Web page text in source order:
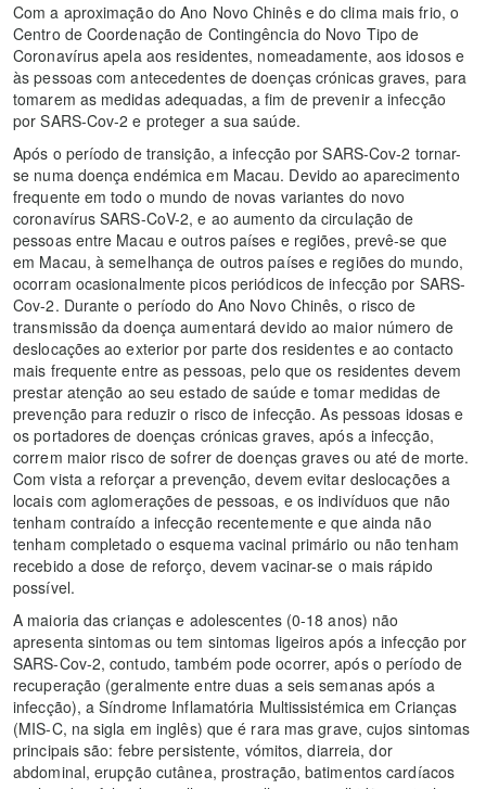
Com a aproximação do Ano Novo Chinês e do clima mais frio, o
Centro de Coordenação de Contingência do Novo Tipo de
Coronavírus apela aos residentes, nomeadamente, aos idosos e
às pessoas com antecedentes de doenças crónicas graves, para
tomarem as medidas adequadas, a fim de prevenir a infecção
por SARS-Cov-2 e proteger a sua saúde.
Após o período de transição, a infecção por SARS-Cov-2 tornar-
se numa doença endémica em Macau. Devido ao aparecimento
frequente em todo o mundo de novas variantes do novo
coronavírus SARS-CoV-2, e ao aumento da circulação de
pessoas entre Macau e outros países e regiões, prevê-se que
em Macau, à semelhança de outros países e regiões do mundo,
ocorram ocasionalmente picos periódicos de infecção por SARS-
Cov-2. Durante o período do Ano Novo Chinês, o risco de
transmissão da doença aumentará devido ao maior número de
deslocações ao exterior por parte dos residentes e ao contacto
mais frequente entre as pessoas, pelo que os residentes devem
prestar atenção ao seu estado de saúde e tomar medidas de
prevenção para reduzir o risco de infecção. As pessoas idosas e
os portadores de doenças crónicas graves, após a infecção,
correm maior risco de sofrer de doenças graves ou até de morte.
Com vista a reforçar a prevenção, devem evitar deslocações a
locais com aglomerações de pessoas, e os indivíduos que não
tenham contraído a infecção recentemente e que ainda não
tenham completado o esquema vacinal primário ou não tenham
recebido a dose de reforço, devem vacinar-se o mais rápido
possível.
A maioria das crianças e adolescentes (0-18 anos) não
apresenta sintomas ou tem sintomas ligeiros após a infecção por
SARS-Cov-2, contudo, também pode ocorrer, após o período de
recuperação (geralmente entre duas a seis semanas após a
infecção), a Síndrome Inflamatória Multissistémica em Crianças
(MIS-C, na sigla em inglês) que é rara mas grave, cujos sintomas
principais são: febre persistente, vómitos, diarreia, dor
abdominal, erupção cutânea, prostração, batimentos cardíacos